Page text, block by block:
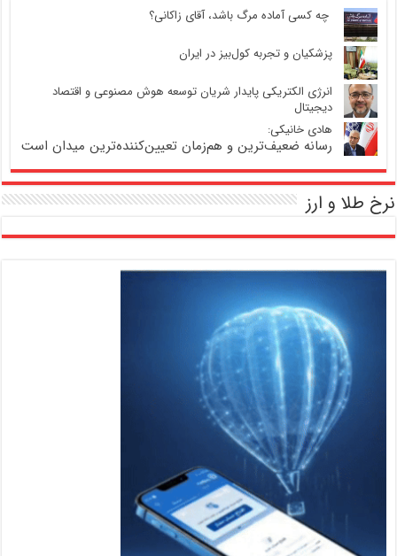
‍ چه کسی آماده مرگ باشد، آقای زاکانی؟
پزشکیان و تجربه کول‌بیز در ایران
انرژی الکتریکی پایدار شریان توسعه هوش مصنوعی و اقتصاد
دیجیتال
هادی خانیکی:
رسانه ضعیف‌ترین و هم‌زمان تعیین‌کننده‌ترین میدان است
نرخ طلا و ارز